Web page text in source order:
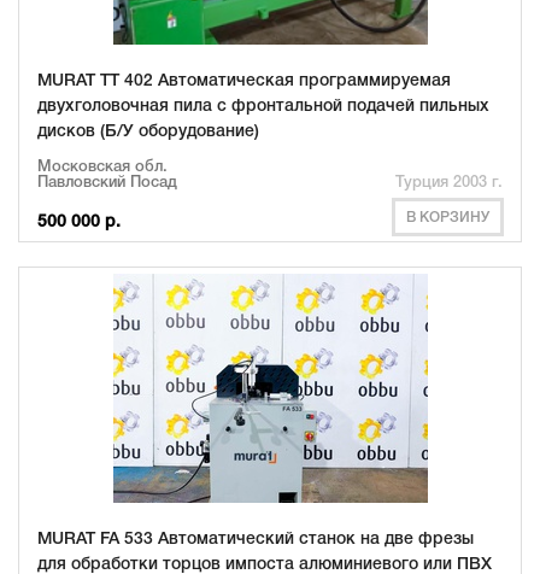
MURAT TT 402 Автоматическая программируемая
двухголовочная пила с фронтальной подачей пильных
дисков (Б/У оборудование)
Московская обл.
Павловский Посад
Турция 2003 г.
500 000 р. В КОРЗИНУ
MURAT FA 533 Автоматический станок на две фрезы
для обработки торцов импоста алюминиевого или ПВХ